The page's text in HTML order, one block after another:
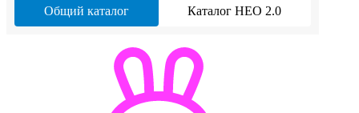
Общий каталог Каталог НЕО 2.0